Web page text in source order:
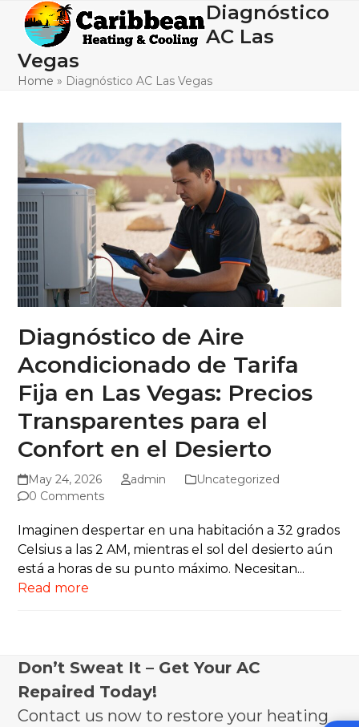
content
Open
mobile
menu
Close
mobile
menu
Diagnóstico
AC Las
Vegas
Home » Diagnóstico AC Las Vegas
Diagnóstico de Aire
Acondicionado de Tarifa
Fija en Las Vegas: Precios
Transparentes para el
Confort en el Desierto
May 24, 2026 admin
Uncategorized
0 Comments
Imaginen despertar en una habitación a 32 grados
Celsius a las 2 AM, mientras el sol del desierto aún
está a horas de su punto máximo. Necesitan...
Read more
Don’t Sweat It – Get Your AC
Repaired Today!
Contact us now to restore your heating